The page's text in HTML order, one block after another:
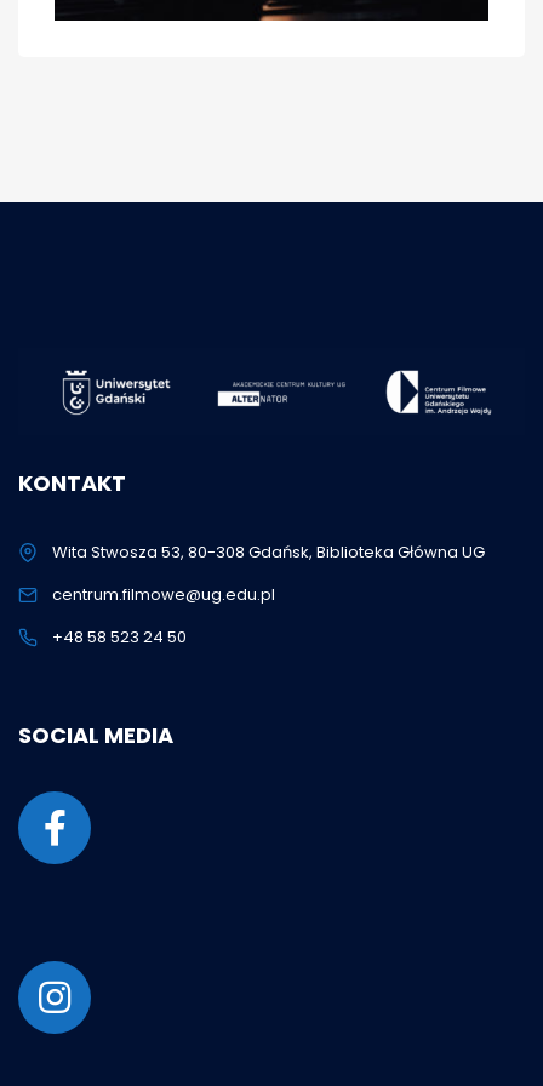
KONTAKT
Wita Stwosza 53, 80-308 Gdańsk, Biblioteka Główna UG
centrum.filmowe@ug.edu.pl
+48 58 523 24 50
SOCIAL MEDIA